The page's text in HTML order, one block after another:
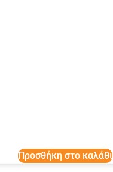
Προσθήκη στο καλάθι